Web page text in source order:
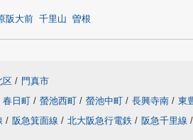
阪大前 千里山 曽根
区 / 門真市
春日町 / 螢池西町 / 螢池中町 / 長興寺南 / 東
/ 阪急箕面線 / 北大阪急行電鉄 / 阪急千里線 /